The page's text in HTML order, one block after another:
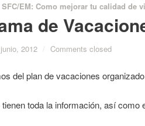
EM: Como mejorar tu calidad de
de
2012 / Comments closed
del plan de vacaciones
tienen toda la información, así como